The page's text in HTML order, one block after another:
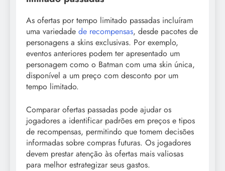
As ofertas por tempo limitado passadas incluíram
uma variedade de recompensas, desde pacotes de
personagens a skins exclusivas. Por exemplo,
eventos anteriores podem ter apresentado um
personagem como o Batman com uma skin única,
disponível a um preço com desconto por um
tempo limitado.
Comparar ofertas passadas pode ajudar os
jogadores a identificar padrões em preços e tipos
de recompensas, permitindo que tomem decisões
informadas sobre compras futuras. Os jogadores
devem prestar atenção às ofertas mais valiosas
para melhor estrategizar seus gastos.